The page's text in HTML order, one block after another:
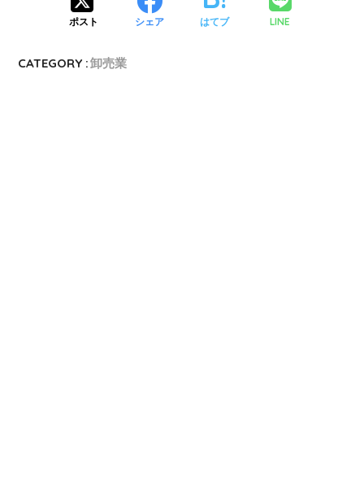
ポスト シェア はてブ LINE
CATEGORY :卸売業